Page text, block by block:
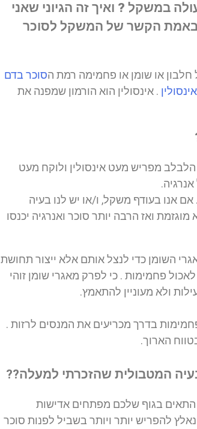
במשקל ? ואיך זה הגיוני שאני
באמת הקשר של המשקל לסוכר
או שומן או פחמימה רמת הסוכר בדם
אינסולין . אינסולין הוא הורמון שמפנה את
הלבלב מפריש מעט אינסולין ולוקח מעט
אם אנו בעודף משקל, ו/או יש לנו בעיה
ואז הרבה יותר סוכר ואנרגיה יכנסו
השומן כדי לנצל אותם אלא ייצור תחושת
פחמימות . כי לפרק מאגרי שומן זוהי
ולא מעוניין להתאמץ.
בדרך מכריעים את המנסים לרזות .
הארוך.
המטבולית שהזכרתי למעלה??
, התאים בגוף שלכם מפתחים אדישות
להפריש יותר ויותר בשביל לפנות סוכר